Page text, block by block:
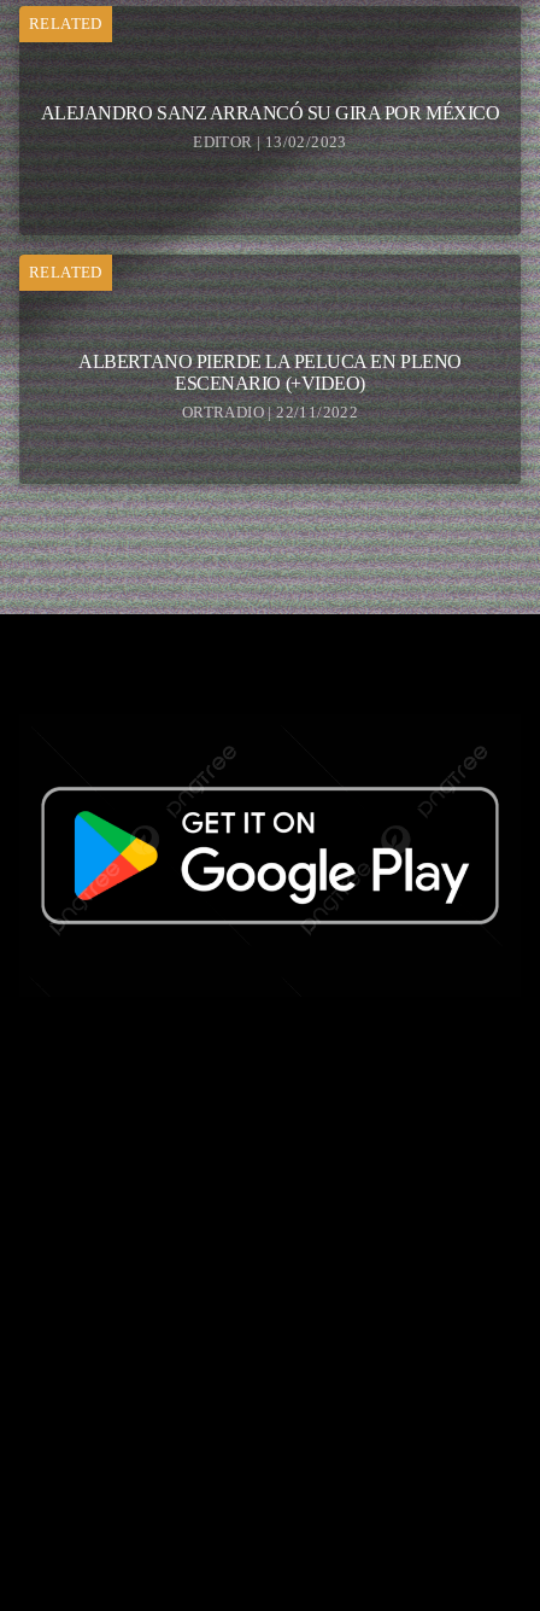
RELATED
ALEJANDRO SANZ ARRANCÓ SU GIRA POR MÉXICO
EDITOR | 13/02/2023
RELATED
ALBERTANO PIERDE LA PELUCA EN PLENO
ESCENARIO (+VIDEO)
ORTRADIO | 22/11/2022